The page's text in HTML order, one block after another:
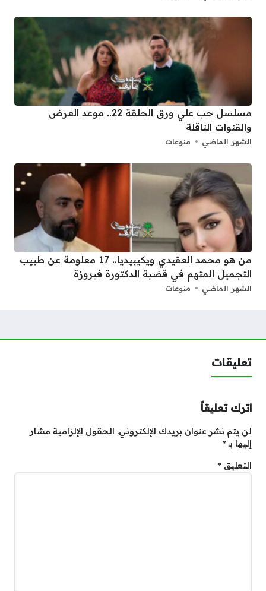
مسلسل حب علي ورق الحلقة 22.. موعد العرض
والقنوات الناقلة
الشهر الماضي منوعات
من هو محمد العقيدي ويكيبيديا.. 17 معلومة عن طبيب
التجميل المتهم في قضية الدكتورة فيروزة
الشهر الماضي منوعات
تعليقات
اترك تعليقاً
لن يتم نشر عنوان بريدك الإلكتروني. الحقول الإلزامية مشار
إليها بـ*
التعليق *